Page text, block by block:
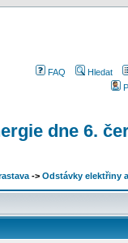
FAQ
Hledat
dne 6.
-> Odstávky elektřiny